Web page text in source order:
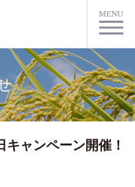
ャンペーン開催！